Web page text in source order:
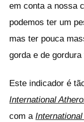
em conta a nossa
podemos ter um
mas ter pouca
gorda e de
Este indicador é
International
com a